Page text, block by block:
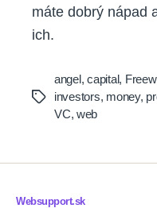
máte dobrý nápad
ich.
Tags
angel,capital,
investors, money,
VC, web
Websupport.sk